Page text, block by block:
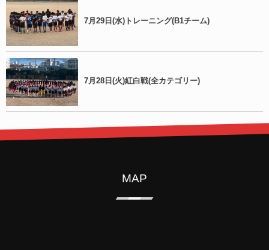
7月29日(水)トレーニング(B1チーム)
7月28日(火)紅白戦(全カテゴリー)
MAP